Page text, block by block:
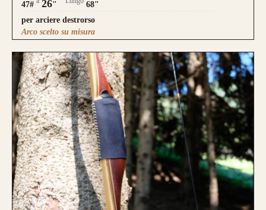
47#
26"
68"
per arciere destrorso
Arco scelto su misura